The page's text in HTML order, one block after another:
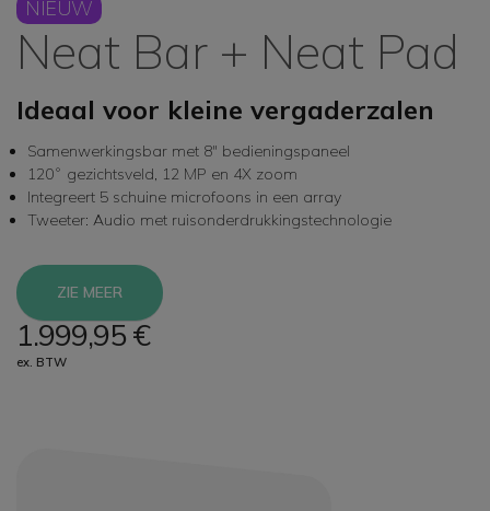
NIEUW
Neat Bar + Neat Pad
Ideaal voor kleine vergaderzalen
Samenwerkingsbar met 8" bedieningspaneel
120˚ gezichtsveld, 12 MP en 4X zoom
Integreert 5 schuine microfoons in een array
Tweeter: Audio met ruisonderdrukkingstechnologie
ZIE MEER
1.999,95 €
ex. BTW